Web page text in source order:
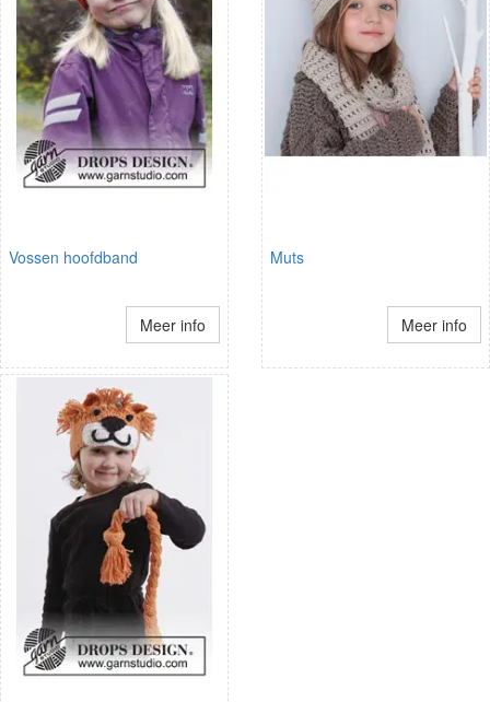
Vossen hoofdband
Meer info
Muts
Meer info